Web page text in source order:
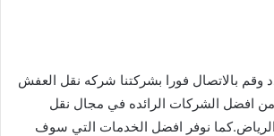
وقم بالاتصال فورا بشركتنا شركه نقل العفش
من افضل الشركات الرائده في مجال نقل
نوفر افضل الخدمات التي سوف